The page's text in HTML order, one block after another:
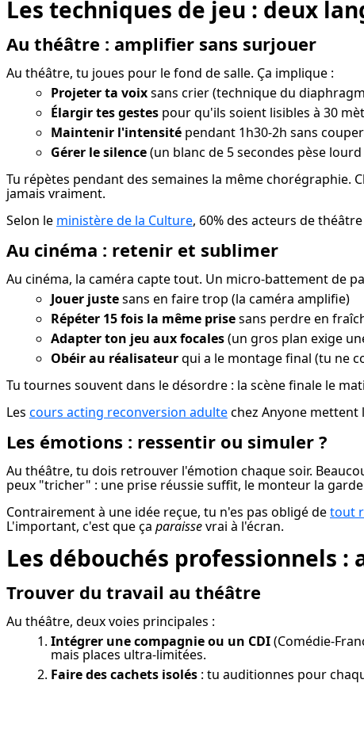
Les techniques de jeu : deux
Au théâtre : amplifier sans surjouer
Au théâtre, tu joues pour le fond de salle. Ça implique :
Projeter ta voixsans crier (technique du
Élargir tes gestes pour qu'ils soient lisibles à 30
Maintenir l'intensité pendant 1h30-2h sans couper
Gérer le silence(un blanc de 5 secondes pèse
Tu répètes pendant des semaines la même
jamais vraiment.
Selon le ministère de la Culture, 60% des acteurs de
Au cinéma : retenir et sublimer
Au cinéma, la caméra capte tout. Un micro-battement de
Jouer justesans en faire trop (la caméra amplifie)
Répéter 15 fois la même prisesans perdre en
Adapter ton jeu aux focales(un gros plan exige
Obéir au réalisateurqui a le montage final (tu ne
Tu tournes souvent dans le désordre : la scène finale le
Les cours acting reconversion adulte chez Anyone mettent
Les émotions : ressentir ou simuler ?
Au théâtre, tu dois retrouver l'émotion chaque soir.
peux "tricher" : une prise réussie suffit, le monteur la
Contrairement à une idée reçue, tu n'es pas obligé de tout
L'important, c'est que ça paraisse vrai à l'écran.
Les débouchés professionnels
Trouver du travail au théâtre
Au théâtre, deux voies principales :
Intégrer une compagnie ou un CDI(Comédie-
mais places ultra-limitées.
Faire des cachets isolés : tu auditionnes pour